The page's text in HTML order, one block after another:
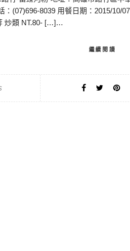
：(07)696-8039 用餐日期：2015/10/
炒類 NT.80- […]…
繼續閱讀